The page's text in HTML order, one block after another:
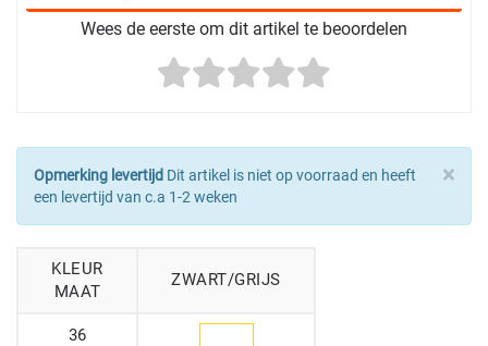
Wees de eerste om dit artikel te beoordelen
×
Opmerking levertijd Dit artikel is niet op voorraad en heeft
een levertijd van c.a 1-2 weken
KLEUR
MAAT
ZWART/GRIJS
36